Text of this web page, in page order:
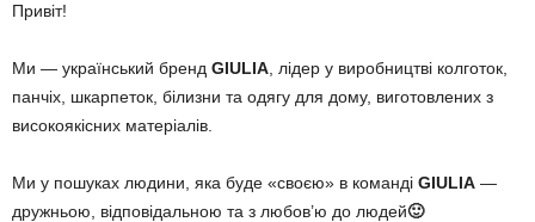
Привіт!
Ми — український бренд GIULIA , лідер у виробництві колготок,
панчіх, шкарпеток, білизни та одягу для дому, виготовлених з
високоякісних матеріалів.
Ми у пошуках людини, яка буде «своєю» в команді GIULIA —
дружньою, відповідальною та з любов’ю до людей🙂